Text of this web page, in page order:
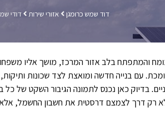
דוד שמש כרומגן אזורי שירות דודי
והמתפתח בלב אזור המרכז, מושך אליו
עם בנייה חדשה ומואצת לצד שכונות
בדיוק כאן נכנס לתמונה הגיבור השקט של
לא רק דרך לצמצם דרסטית את חשבון החשמל,